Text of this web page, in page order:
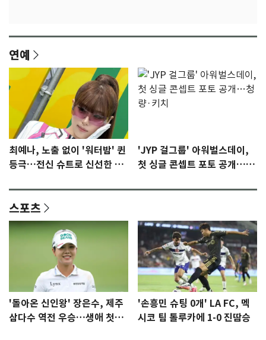
연예
최예나, 노출 없이 '워터밤' 퀸
등극…전신 슈트로 신선한 충
'JYP 걸그룹' 아워벌스데이,
첫 싱글 콘셉트 포토 공개…청
스포츠
'돌아온 신인왕' 장은수, 제주
삼다수 역전 우승…생애 첫승
'손흥민 슈팅 0개' LA FC, 멕
시코 팀 톨루카에 1-0 진땀승